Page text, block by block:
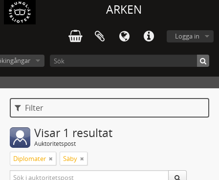
ARKEN
Logga in
Filter
Visar 1 resultat
Auktoritetspost
Diplomater Säby